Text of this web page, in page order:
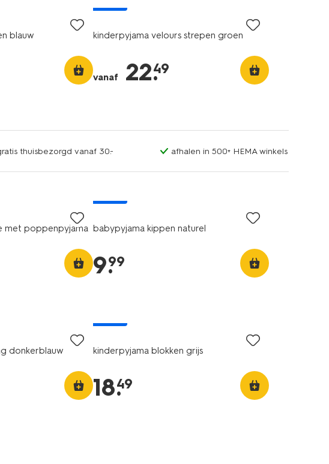
blauw kinderpyjama velours strepen groen
vanaf 22.
49
thuisbezorgd vanaf 30.- afhalen in 500+ HEMA winkels
met poppenpyjama babypyjama kippen naturel
9.
99
donkerblauw kinderpyjama blokken grijs
18.
49